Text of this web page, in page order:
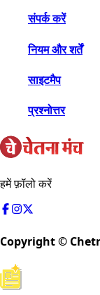
संपर्क करें
नियम और शर्तें
साइटमैप
प्रश्नोत्तर
हमें फ़ॉलो करें
Copyright ©